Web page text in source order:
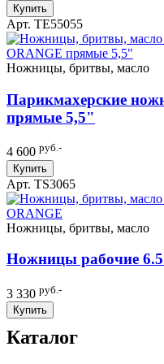
Купить
Арт. TE55055
Ножницы, бритвы, масло
Парикмахерские
прямые 5,5"
4 600 руб.-
Купить
Арт. TS3065
Ножницы, бритвы, масло
Ножницы рабочие
3 330 руб.-
Купить
Каталог